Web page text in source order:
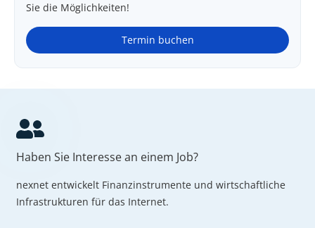
Sie die Möglichkeiten!
Termin buchen
Haben Sie Interesse an einem Job?
nexnet entwickelt Finanzinstrumente und wirtschaftliche
Infrastrukturen für das Internet.